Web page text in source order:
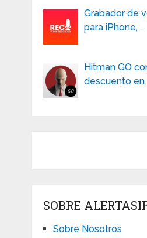
Grabador de
para iPhone, …
Hitman GO
descuento en
SOBRE
Sobre Nosotros